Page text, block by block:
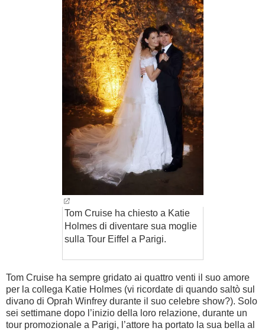
Tom Cruise ha chiesto a Katie
Holmes di diventare sua moglie
sulla Tour Eiffel a Parigi.
Tom Cruise ha sempre gridato ai quattro venti il suo amore
per la collega Katie Holmes (vi ricordate di quando saltò sul
divano di Oprah Winfrey durante il suo celebre show?). Solo
sei settimane dopo l’inizio della loro relazione, durante un
tour promozionale a Parigi, l’attore ha portato la sua bella al